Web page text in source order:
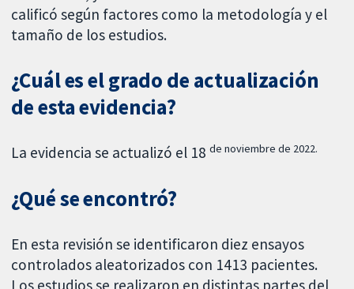
calificó según factores como la metodología y el
tamaño de los estudios.
¿Cuál es el grado de actualización
de esta evidencia?
La evidencia se actualizó el 18de noviembre de 2022.
¿Qué se encontró?
En esta revisión se identificaron diez ensayos
controlados aleatorizados con 1413 pacientes.
Los estudios se realizaron en distintas partes del